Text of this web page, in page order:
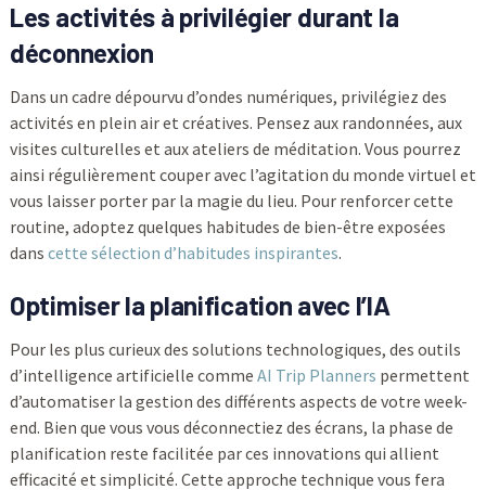
Les activités à privilégier durant la
déconnexion
Dans un cadre dépourvu d’ondes numériques, privilégiez des
activités en plein air et créatives. Pensez aux randonnées, aux
visites culturelles et aux ateliers de méditation. Vous pourrez
ainsi régulièrement couper avec l’agitation du monde virtuel et
vous laisser porter par la magie du lieu. Pour renforcer cette
routine, adoptez quelques habitudes de bien-être exposées
dans cette sélection d’habitudes inspirantes.
Optimiser la planification avec l’IA
Pour les plus curieux des solutions technologiques, des outils
d’intelligence artificielle comme AI Trip Planners permettent
d’automatiser la gestion des différents aspects de votre week-
end. Bien que vous vous déconnectiez des écrans, la phase de
planification reste facilitée par ces innovations qui allient
efficacité et simplicité. Cette approche technique vous fera